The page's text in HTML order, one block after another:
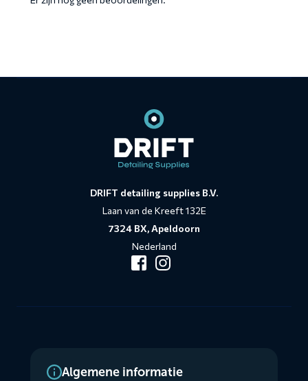
DRIFT detailing supplies B.V.
Laan van de Kreeft 132E
7324 BX, Apeldoorn
Nederland
Algemene informatie